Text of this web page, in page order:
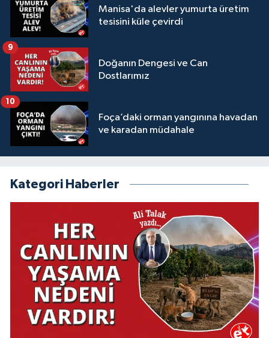
Manisa'da alevler yumurta üretim
tesisini küle çevirdi
Doğanın Dengesi ve Can
Dostlarımız
9
Foça’daki orman yangınına havadan
ve karadan müdahale
10
Kategori Haberler